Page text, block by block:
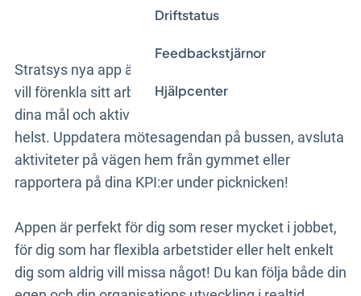
Driftstatus
Feedbackstjärnor
Hjälpcenter
nya app!
Stratsys nya app är det självklara valet för alla som
vill förenkla sitt arbetsliv. Nu kan du enkelt följa upp
dina mål och aktiviteter när som helst, var som
helst. Uppdatera mötesagendan på bussen, avsluta
aktiviteter på vägen hem från gymmet eller
rapportera på dina KPI:er under picknicken!
Appen är perfekt för dig som reser mycket i jobbet,
för dig som har flexibla arbetstider eller helt enkelt
dig som aldrig vill missa något! Du kan följa både din